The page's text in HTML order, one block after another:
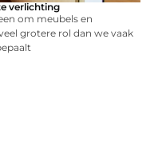
verlichting
om meubels en
grotere rol dan we vaak